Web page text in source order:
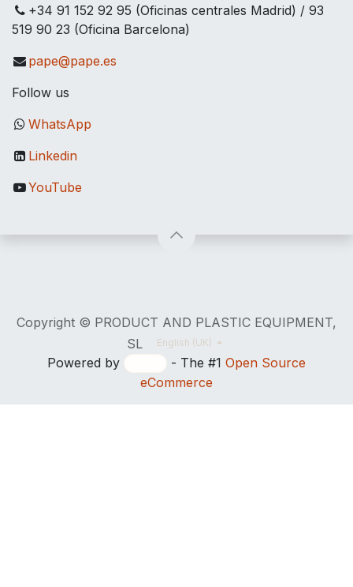
+34 91 152 92 95 (Oficinas centrales Madrid) / 93
519 90 23 (Oficina Barcelona)
pape@pape.es
Follow us
WhatsApp
Linkedin
YouTube
Copyright © PRODUCT AND PLASTIC EQUIPMENT,
SL
English (UK)
Powered by - The #1 Open Source
eCommerce